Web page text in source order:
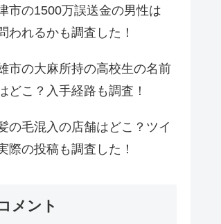
市の1500万誤送金の男性は
われるかも調査した！
市の大麻所持の高校生の名前
どこ？入手経路も調査！
の毛混入の店舗はどこ？ツイ
際の投稿も調査した！
メント